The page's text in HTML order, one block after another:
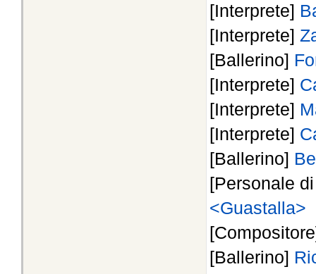
[Interprete]
[Interprete]
[Ballerino]
[Interprete]
[Interprete]
[Interprete]
[Ballerino]
[Personale
<Guastalla>
[Ballerino]